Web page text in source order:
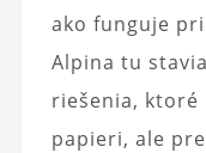
ako funguje
Alpina tu
riešenia, ktoré
papieri, ale